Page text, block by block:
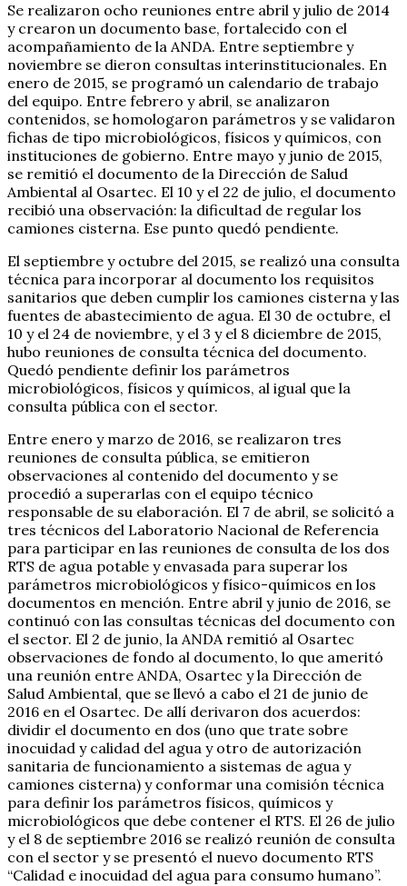
Se realizaron ocho reuniones entre abril y julio de 2014
y crearon un documento base, fortalecido con el
acompañamiento de la ANDA. Entre septiembre y
noviembre se dieron consultas interinstitucionales. En
enero de 2015, se programó un calendario de trabajo
del equipo. Entre febrero y abril, se analizaron
contenidos, se homologaron parámetros y se validaron
fichas de tipo microbiológicos, físicos y químicos, con
instituciones de gobierno. Entre mayo y junio de 2015,
se remitió el documento de la Dirección de Salud
Ambiental al Osartec. El 10 y el 22 de julio, el documento
recibió una observación: la dificultad de regular los
camiones cisterna. Ese punto quedó pendiente.
El septiembre y octubre del 2015, se realizó una consulta
técnica para incorporar al documento los requisitos
sanitarios que deben cumplir los camiones cisterna y las
fuentes de abastecimiento de agua. El 30 de octubre, el
10 y el 24 de noviembre, y el 3 y el 8 diciembre de 2015,
hubo reuniones de consulta técnica del documento.
Quedó pendiente definir los parámetros
microbiológicos, físicos y químicos, al igual que la
consulta pública con el sector.
Entre enero y marzo de 2016, se realizaron tres
reuniones de consulta pública, se emitieron
observaciones al contenido del documento y se
procedió a superarlas con el equipo técnico
responsable de su elaboración. El 7 de abril, se solicitó a
tres técnicos del Laboratorio Nacional de Referencia
para participar en las reuniones de consulta de los dos
RTS de agua potable y envasada para superar los
parámetros microbiológicos y físico-químicos en los
documentos en mención. Entre abril y junio de 2016, se
continuó con las consultas técnicas del documento con
el sector. El 2 de junio, la ANDA remitió al Osartec
observaciones de fondo al documento, lo que ameritó
una reunión entre ANDA, Osartec y la Dirección de
Salud Ambiental, que se llevó a cabo el 21 de junio de
2016 en el Osartec. De allí derivaron dos acuerdos:
dividir el documento en dos (uno que trate sobre
inocuidad y calidad del agua y otro de autorización
sanitaria de funcionamiento a sistemas de agua y
camiones cisterna) y conformar una comisión técnica
para definir los parámetros físicos, químicos y
microbiológicos que debe contener el RTS. El 26 de julio
y el 8 de septiembre 2016 se realizó reunión de consulta
con el sector y se presentó el nuevo documento RTS
“Calidad e inocuidad del agua para consumo humano”.